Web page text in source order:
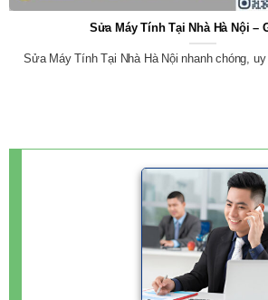
Sửa Máy Tính Tại Nhà Hà Nội –
Sửa Máy Tính Tại Nhà Hà Nội nhanh chóng,